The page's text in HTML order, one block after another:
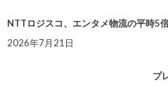
NTTロジスコ、エンタメ物流の平時5
2026年7月21日
プ